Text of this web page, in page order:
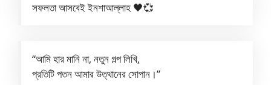
সফলতা আসবেই ইনশাআল্লাহ 🖤💞
“আমি হার মানি না, নতুন গল্প লিখি,
প্রতিটি পতন আমার উত্থানের সোপান।”